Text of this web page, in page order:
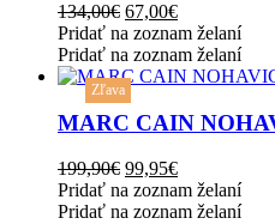
product
page
The
options
may
be
chosen
on
product
page
134,00€ Original
price
was:
134,00€.
67,00€Current
price
is:
67,00€.
Pridať na zoznam želaní
Pridať na zoznam želaní
This
product
has
multiple
variants.
The
options
MARC CAIN
199,90€ Original
price
was:
99,95€Current
price
is:
Zľava
Pridať na zoznam želaní
Pridať na zoznam želaní